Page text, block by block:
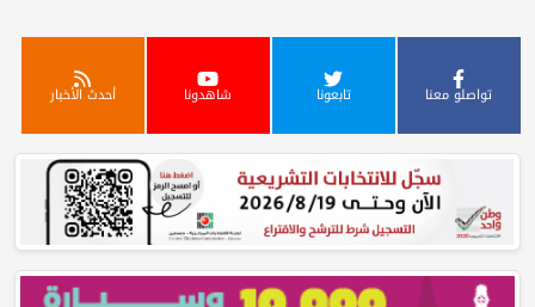
تواصلو معنا تابعونا شاهدونا أحدث الأخبار